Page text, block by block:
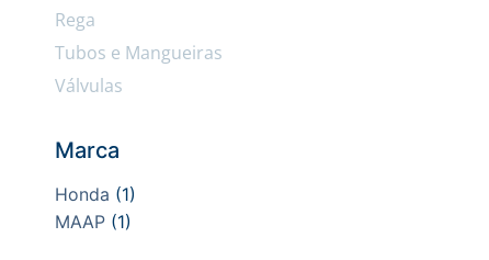
Rega
Tubos e Mangueiras
Válvulas
Marca
Honda (1)
MAAP (1)